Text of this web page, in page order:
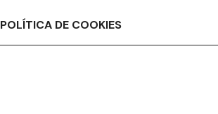
POLÍTICA DE COOKIES